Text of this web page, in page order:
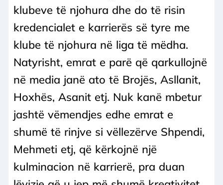
klubeve të njohura dhe do të risin
kredencialet e karrierës së tyre me
klube të njohura në liga të mëdha.
Natyrisht, emrat e parë që qarkullojnë
në media janë ato të Brojës, Asllanit,
Hoxhës, Asanit etj. Nuk kanë mbetur
jashtë vëmendjes edhe emrat e
shumë të rinjve si vëllezërve Shpendi,
Mehmeti etj, që kërkojnë një
kulminacion në karrierë, pra duan